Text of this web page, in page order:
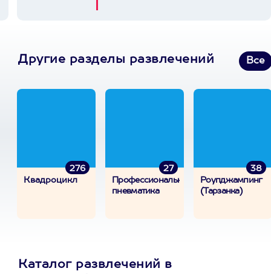
Другие разделы развлечений Все
276
Квадроцикл
27
Профессиональная
пневматика
38
Роупджампинг
(Тарзанка)
Каталог развлечений в